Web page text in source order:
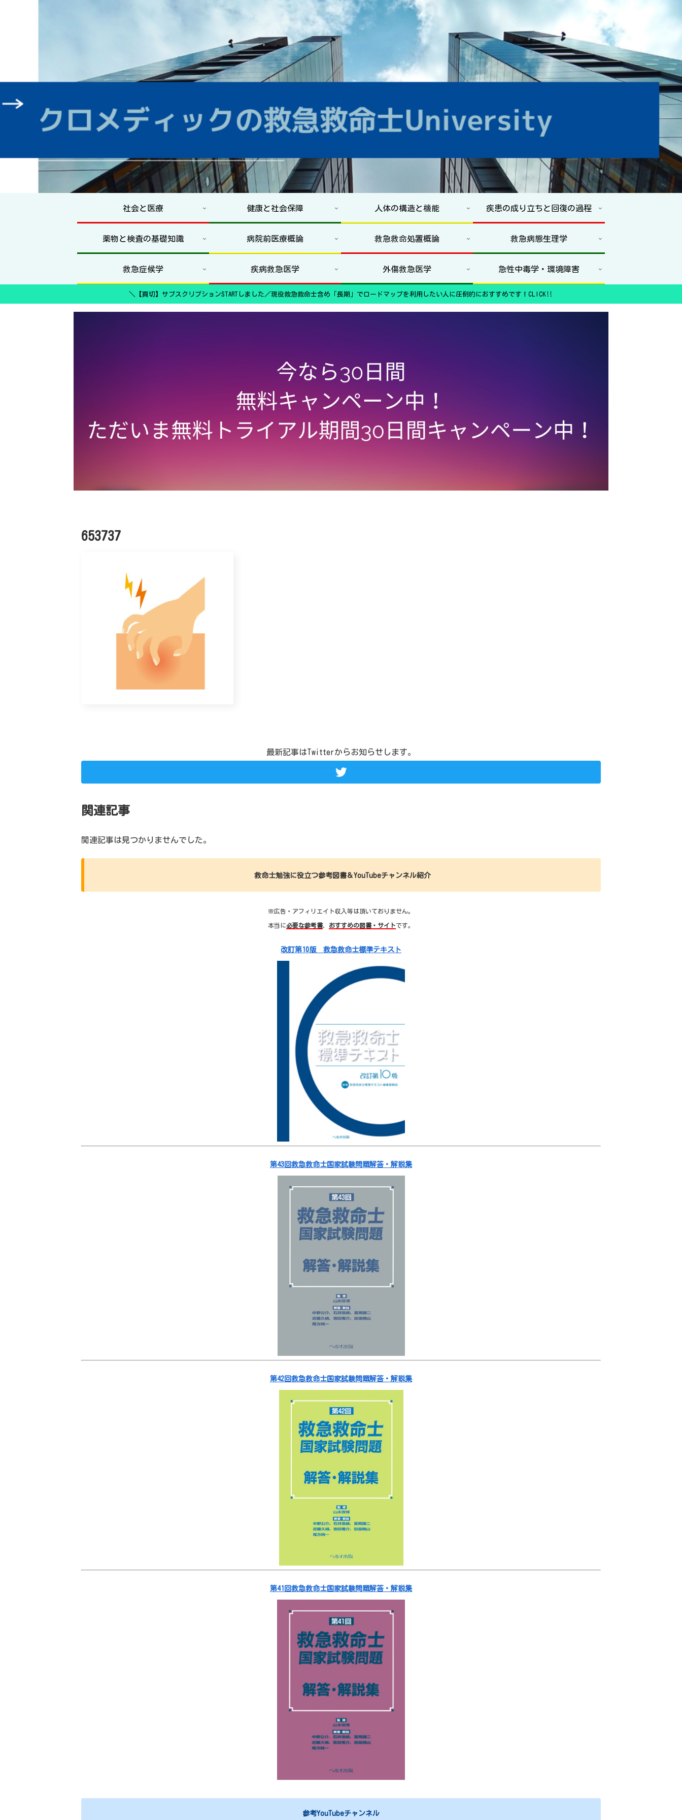
社会と医療 健康と社会保障 人体の構造と機能 疾患の成り立ちと回復の過程
薬物と検査の基礎知識 病院前医療概論 救急救命処置概論 救急病態生理学
救急症候学 疾病救急医学 外傷救急医学 急性中毒学・環境障害
＼【買切】サブスクリプションSTARTしました／現役救急救命士含め「長期」でロードマップを利用したい人に圧倒的におすすめです！CLICK‼
653737
最新記事はTwitterからお知らせします。
関連記事
関連記事は見つかりませんでした。
救命士勉強に役立つ参考図書＆YouTubeチャンネル紹介
※広告・アフィリエイト収入等は頂いておりません。
本当に必要な参考書， おすすめの図書・サイトです。
改訂第10版 救急救命士標準テキスト
第43回救急救命士国家試験問題解答・解説集
第42回救急救命士国家試験問題解答・解説集
第41回救急救命士国家試験問題解答・解説集
参考YouTubeチャンネル